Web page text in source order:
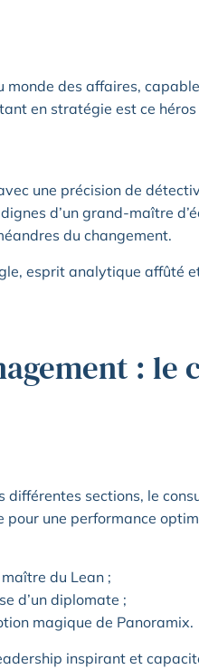
des affaires,
en stratégie est ce héros
une précision de
d’un grand-maître
du changement.
esprit analytique affûté
: le
différentes sections, le
pour une performance
du Lean ;
d’un diplomate ;
magique de Panoramix.
inspirant et